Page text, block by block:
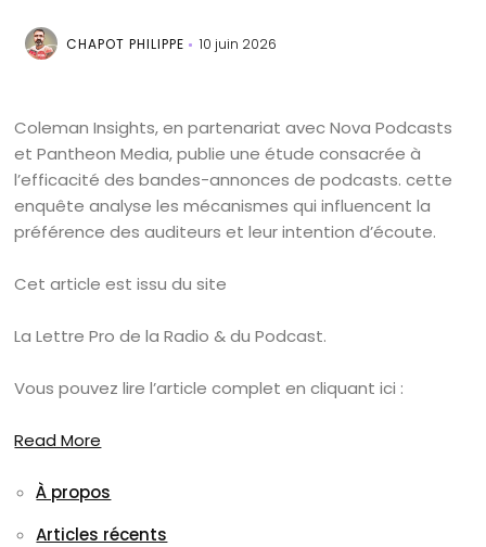
CHAPOT PHILIPPE 10 juin 2026
Coleman Insights, en partenariat avec Nova Podcasts
et Pantheon Media, publie une étude consacrée à
l’efficacité des bandes-annonces de podcasts. cette
enquête analyse les mécanismes qui influencent la
préférence des auditeurs et leur intention d’écoute.
Cet article est issu du site
La Lettre Pro de la Radio & du Podcast.
Vous pouvez lire l’article complet en cliquant ici :
Read More
À propos
Articles récents